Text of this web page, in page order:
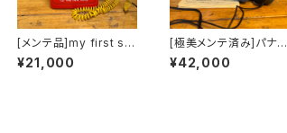
[メンテ品]my first so
ny ラジカセ CFM-43
00 アダプター付き
¥21,000
[極美メンテ済み]パナソ
ニック ショックウェー
ブ カセットプレーヤ
¥42,000